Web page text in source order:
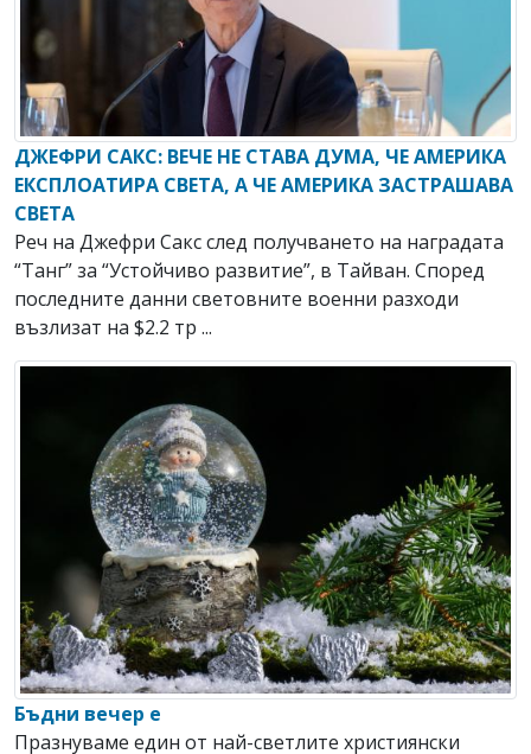
ДЖЕФРИ САКС: ВЕЧЕ НЕ СТАВА ДУМА, ЧЕ АМЕРИКА
ЕКСПЛОАТИРА СВЕТА, А ЧЕ АМЕРИКА ЗАСТРАШАВА
СВЕТА
Реч на Джефри Сакс след получването на наградата
“Танг” за “Устойчиво развитие”, в Тайван. Според
последните данни световните военни разходи
възлизат на $2.2 тр ...
Бъдни вечер е
Празнуваме един от най-светлите християнски